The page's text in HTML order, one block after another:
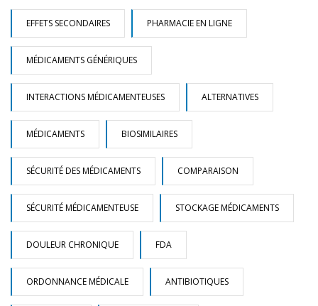
EFFETS SECONDAIRES PHARMACIE EN LIGNE
MÉDICAMENTS GÉNÉRIQUES
INTERACTIONS MÉDICAMENTEUSES ALTERNATIVES
MÉDICAMENTS BIOSIMILAIRES
SÉCURITÉ DES MÉDICAMENTS COMPARAISON
SÉCURITÉ MÉDICAMENTEUSE STOCKAGE MÉDICAMENTS
DOULEUR CHRONIQUE FDA
ORDONNANCE MÉDICALE ANTIBIOTIQUES